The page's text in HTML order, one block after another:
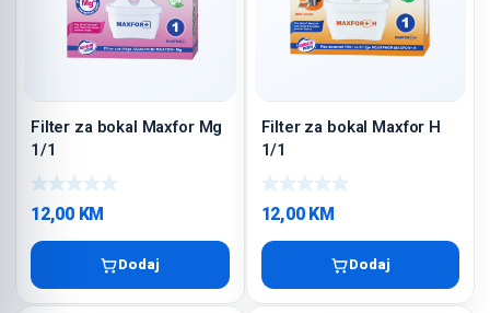
Filter za bokal Maxfor Mg
1/1
12,00 KM
Dodaj
Filter za bokal Maxfor H
1/1
12,00KM
Dodaj